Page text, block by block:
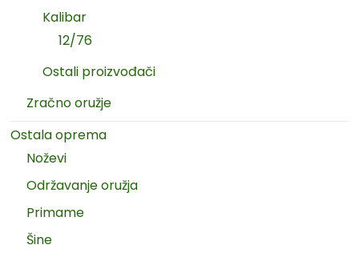
Kalibar
12/76
Ostali proizvođači
Zračno oružje
Ostala oprema
Noževi
Održavanje oružja
Primame
Šine